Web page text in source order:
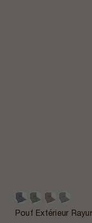
Pouf Extérieur